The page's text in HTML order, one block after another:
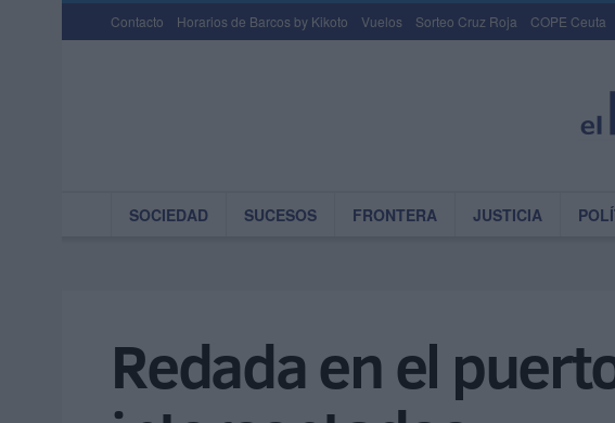
Contacto Horarios de Barcos by Kikoto Vuelos Sorteo Cruz Roja COPE Ceuta
SOCIEDAD SUCESOS FRONTERA JUSTICIA
Redada en el